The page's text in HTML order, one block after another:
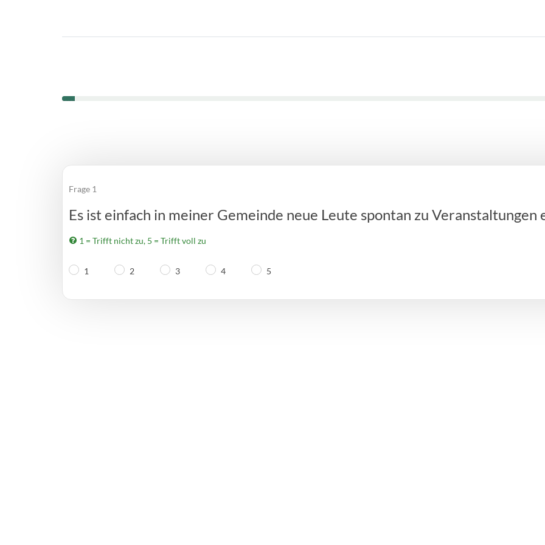
Sie haben 0% dieser Umfrage fertiggestellt.
0%
Frage 1
Es ist einfach in meiner Gemeinde neue Leute spontan zu Veranstaltungen
1 = Trifft nicht zu, 5 = Trifft voll zu
1 2 3 4 5